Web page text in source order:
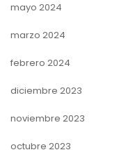
mayo 2024
marzo 2024
febrero 2024
diciembre 2023
noviembre 2023
octubre 2023